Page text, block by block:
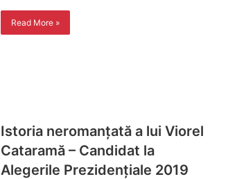
Read More »
Istoria neromanțată a lui Viorel
Cataramă – Candidat la
Alegerile Prezidențiale 2019